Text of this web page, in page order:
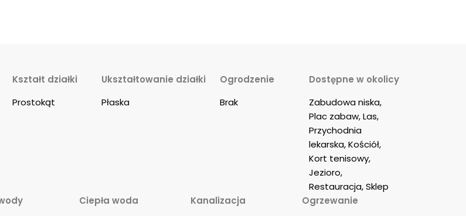
Kształt działki
Prostokąt
Ukształtowanie działki
Płaska
Ogrodzenie
Brak
Dostępne w okolicy
Zabudowa niska,
Plac zabaw, Las,
Przychodnia
lekarska, Kościół,
Kort tenisowy,
Jezioro,
Restauracja, Sklep
Ciepła woda
Kanalizacja
Ogrzewanie